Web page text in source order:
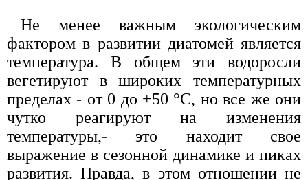
Не менее важным экологическим
фактором в развитии диатомей является
температура. В общем эти водоросли
вегетируют в широких температурных
пределах - от 0 до +50 °С, но все же они
чутко реагируют на изменения
температуры,- это находит свое
выражение в сезонной динамике и пиках
развития. Правда, в этом отношении не